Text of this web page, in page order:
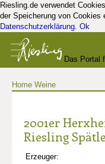
Riesling.de verwendet
der Speicherung von Cookies
Datenschutzerklärung. Ok
Das Portal
Home Weine
2001er
Riesling
Erzeuger: